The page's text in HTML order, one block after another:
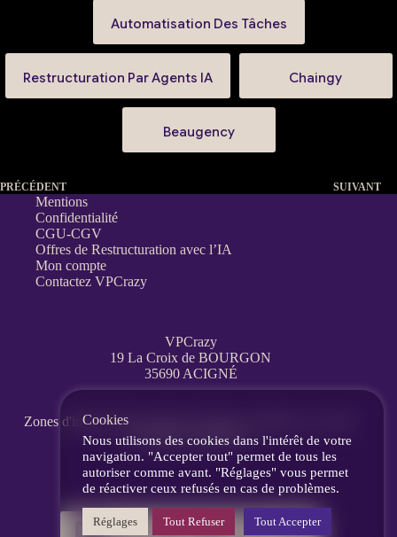
Automatisation Des Tâches
Restructuration Par Agents IA Chaingy
Beaugency
PRÉCÉDENT SUIVANT
Mentions
Confidentialité
CGU-CGV
Offres de Restructuration avec l’IA
Mon compte
Contactez VPCrazy
VPCrazy
19 La Croix de BOURGON
35690 ACIGNÉ
Zones d'interventions partout en France
messagerie, téléphone.
Cookies
Nous utilisons des cookies dans l'intérêt de votre
navigation. "Accepter tout" permet de tous les
autoriser comme avant. "Réglages" vous permet
de réactiver ceux refusés en cas de problèmes.
Réglages Tout Refuser Tout Accepter